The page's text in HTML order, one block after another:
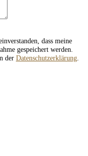
dass meine
gespeichert werden.
der Datenschutzerklärung.